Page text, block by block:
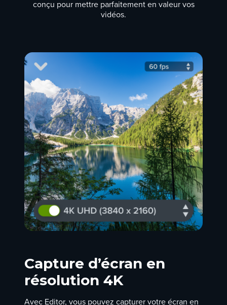
conçu pour mettre parfaitement en valeur vos
vidéos.
Capture d’écran en
résolution 4K
Avec Editor, vous pouvez capturer votre écran en